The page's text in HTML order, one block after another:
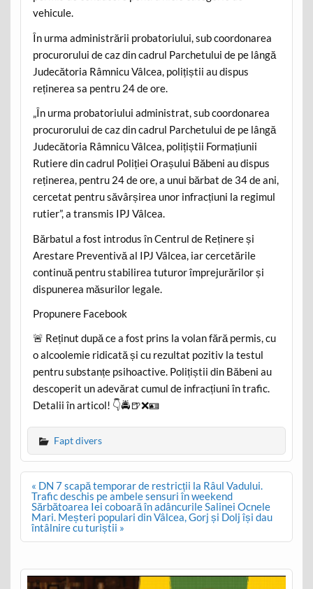
vehicule.
În urma administrării probatoriului, sub coordonarea
procurorului de caz din cadrul Parchetului de pe lângă
Judecătoria Râmnicu Vâlcea, polițiștii au dispus
reținerea sa pentru 24 de ore.
„În urma probatoriului administrat, sub coordonarea
procurorului de caz din cadrul Parchetului de pe lângă
Judecătoria Râmnicu Vâlcea, polițiștii Formațiunii
Rutiere din cadrul Poliției Orașului Băbeni au dispus
reținerea, pentru 24 de ore, a unui bărbat de 34 de ani,
cercetat pentru săvârșirea unor infracțiuni la regimul
rutier”, a transmis IPJ Vâlcea.
Bărbatul a fost introdus în Centrul de Reținere și
Arestare Preventivă al IPJ Vâlcea, iar cercetările
continuă pentru stabilirea tuturor împrejurărilor și
dispunerea măsurilor legale.
Propunere Facebook
🚨 Reținut după ce a fost prins la volan fără permis, cu
o alcoolemie ridicată și cu rezultat pozitiv la testul
pentru substanțe psihoactive. Polițiștii din Băbeni au
descoperit un adevărat cumul de infracțiuni în trafic.
Detalii în articol! 👇🚔🍺❌🪪
Fapt divers
Post
navigation
« DN 7 scapă temporar de restricții la Râul Vadului.
Trafic deschis pe ambele sensuri în weekend
Sărbătoarea Iei coboară în adâncurile Salinei Ocnele
Mari. Meșteri populari din Vâlcea, Gorj și Dolj își dau
întâlnire cu turiștii »